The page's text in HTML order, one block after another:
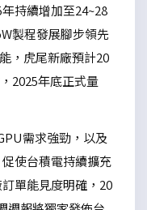
持續增加至24~28
製程發展腳步領先
，虎尾新廠預計20
2025年底正式量
需求強勁，以及
使台積電持續擴充
單能見度明確，20